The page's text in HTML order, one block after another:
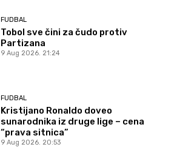
FUDBAL
Tobol sve čini za čudo protiv
Partizana
9 Aug 2026. 21:24
FUDBAL
Kristijano Ronaldo doveo
sunarodnika iz druge lige – cena
“prava sitnica”
9 Aug 2026. 20:53